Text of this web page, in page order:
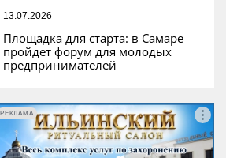
13.07.2026
Площадка для старта: в Самаре
пройдет форум для молодых
предпринимателей
РЕКЛАМА